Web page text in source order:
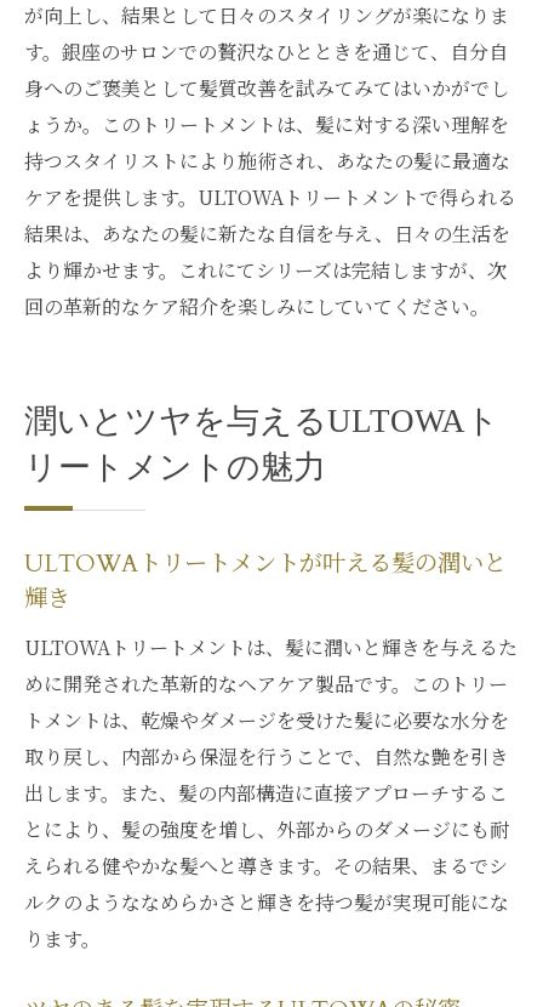
が向上し、結果として日々のスタイリングが楽になりま
す。銀座のサロンでの贅沢なひとときを通じて、自分自
身へのご褒美として髪質改善を試みてみてはいかがでし
ょうか。このトリートメントは、髪に対する深い理解を
持つスタイリストにより施術され、あなたの髪に最適な
ケアを提供します。ULTOWAトリートメントで得られる
結果は、あなたの髪に新たな自信を与え、日々の生活を
より輝かせます。これにてシリーズは完結しますが、次
回の革新的なケア紹介を楽しみにしていてください。
潤いとツヤを与えるULTOWAト
リートメントの魅力
ULTOWAトリートメントが叶える髪の潤いと
輝き
ULTOWAトリートメントは、髪に潤いと輝きを与えるた
めに開発された革新的なヘアケア製品です。このトリー
トメントは、乾燥やダメージを受けた髪に必要な水分を
取り戻し、内部から保湿を行うことで、自然な艶を引き
出します。また、髪の内部構造に直接アプローチするこ
とにより、髪の強度を増し、外部からのダメージにも耐
えられる健やかな髪へと導きます。その結果、まるでシ
ルクのようななめらかさと輝きを持つ髪が実現可能にな
ります。